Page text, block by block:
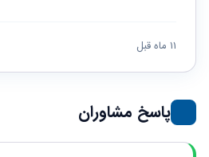
حقوقی
خانواده
حقوقی
کسب
بهینه
سایت
11 ماه قبل
پاسخ مشاوران